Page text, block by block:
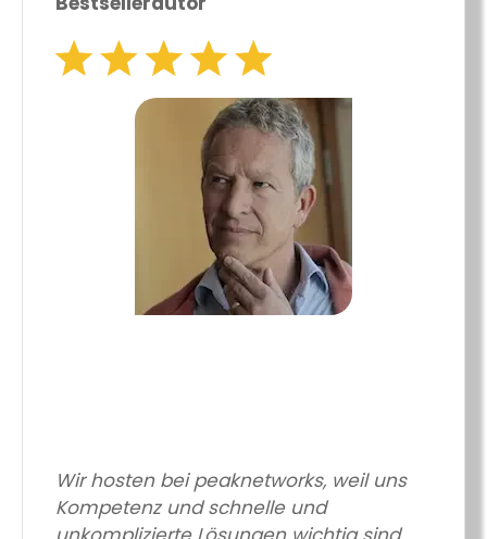
Wir hosten bei peaknetworks, weil uns
Kompetenz und schnelle und